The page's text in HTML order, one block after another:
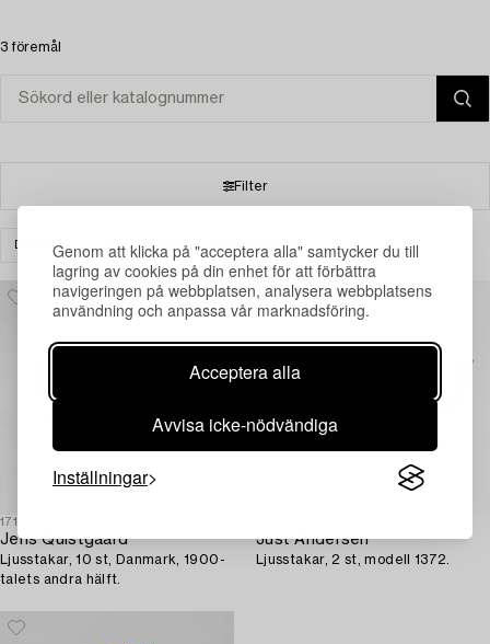
Genom att klicka på "acceptera alla" samtycker du till
lagring av cookies på din enhet för att förbättra
navigeringen på webbplatsen, analysera webbplatsens
användning och anpassa vår marknadsföring.
Acceptera alla
Avvisa icke-nödvändiga
Inställningar
3 föremål
Filter
DESIGN BELYSNING RENSA ALLA
1712169
Jens Quistgaard
Ljusstakar, 10 st, Danmark, 1900-
talets andra hälft.
Just Andersen
Ljusstakar, 2 st, modell 1372.